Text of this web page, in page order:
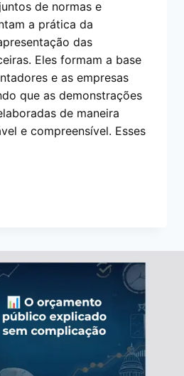
de normas e
a prática da
das
Eles formam a base
e as empresas
que as demonstrações
de maneira
e compreensível. Esses